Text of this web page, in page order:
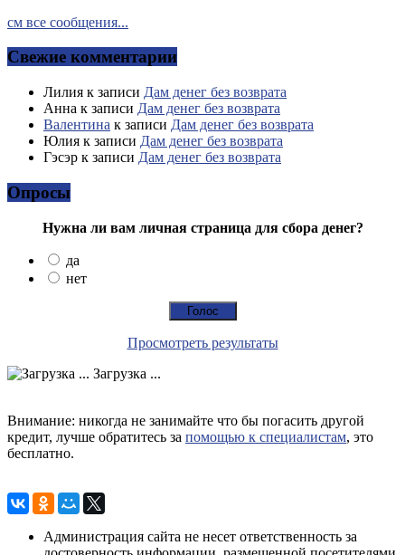
см все сообщения...
Свежие комментарии
Лилия к записи Дам денег без возврата
Анна к записи Дам денег без возврата
Валентина к записи Дам денег без возврата
Юлия к записи Дам денег без возврата
Гэсэр к записи Дам денег без возврата
Опросы
Нужна ли вам личная страница для сбора денег?
да
нет
Просмотреть результаты
Загрузка ...
Внимание: никогда не занимайте что бы погасить другой
кредит, лучше обратитесь за помощью к специалистам, это
бесплатно.
Администрация сайта не несет ответственность за